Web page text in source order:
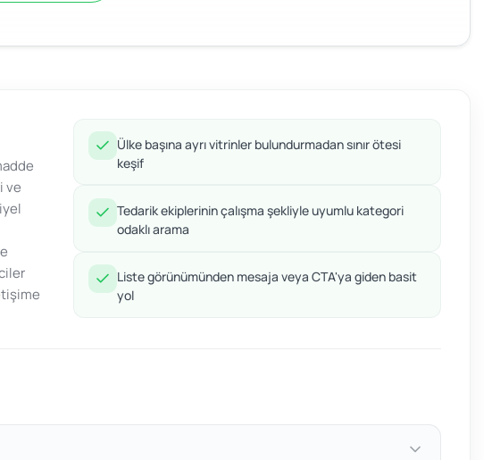
ve
Ülke başına ayrı vitrinler bulundurmadan sınır ötesi
keşif
Tedarik ekiplerinin çalışma şekliyle uyumlu kategori
odaklı arama
Liste görünümünden mesaja veya CTA'ya giden basit
yol